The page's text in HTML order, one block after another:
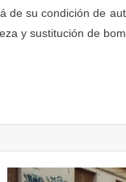
de su condición de
y sustitución de